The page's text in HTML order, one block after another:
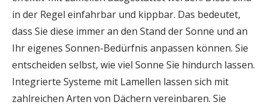
in der Regel einfahrbar und kippbar. Das bedeutet,
dass Sie diese immer an den Stand der Sonne und an
Ihr eigenes Sonnen-Bedürfnis anpassen können. Sie
entscheiden selbst, wie viel Sonne Sie hindurch lassen.
Integrierte Systeme mit Lamellen lassen sich mit
zahlreichen Arten von Dächern vereinbaren. Sie